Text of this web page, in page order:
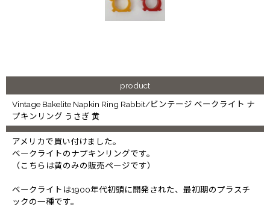
product
Vintage Bakelite Napkin Ring Rabbit/ビンテージ ベークライト ナ
プキンリング うさぎ 黄
アメリカで買い付けました。
ベークライトのナプキンリングです。
（こちらは黄のみの販売ページです）
ベークライトは1900年代初頭に開発された、最初期のプラスチ
ックの一種です。